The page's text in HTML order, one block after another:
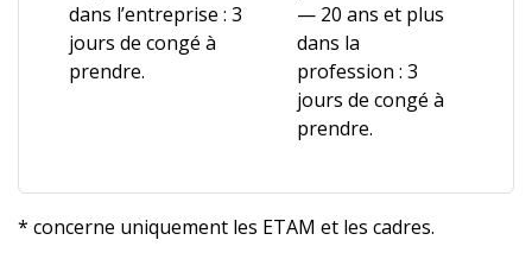
dans l’entreprise : 3
jours de congé à
prendre.
— 20 ans et plus
dans la
profession : 3
jours de congé à
prendre.
* concerne uniquement les ETAM et les cadres.